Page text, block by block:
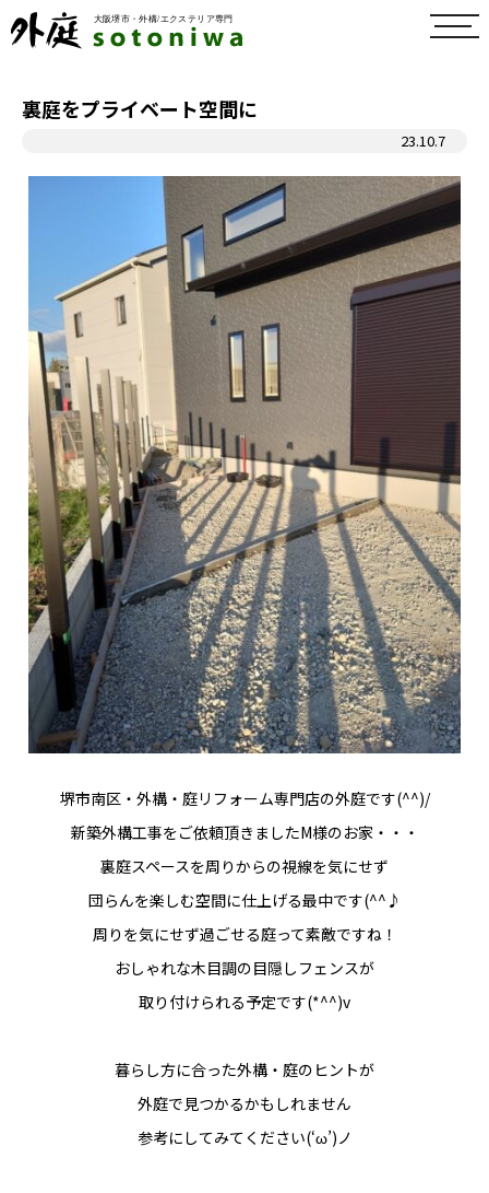
toggle
裏庭をプライベート空間に
23.10.7
堺市南区・外構・庭リフォーム専門店の外庭です(^^)/
新築外構工事をご依頼頂きましたM様のお家・・・
裏庭スペースを周りからの視線を気にせず
団らんを楽しむ空間に仕上げる最中です(^^♪
周りを気にせず過ごせる庭って素敵ですね！
おしゃれな木目調の目隠しフェンスが
取り付けられる予定です(*^^)v
暮らし方に合った外構・庭のヒントが
外庭で見つかるかもしれません
参考にしてみてください(‘ω’)ノ